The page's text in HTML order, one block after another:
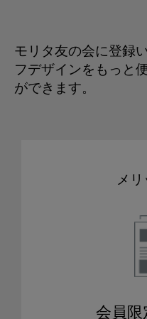
モリタ友の会に登録
フデザインをもっと
ができます。
メリ
会員限